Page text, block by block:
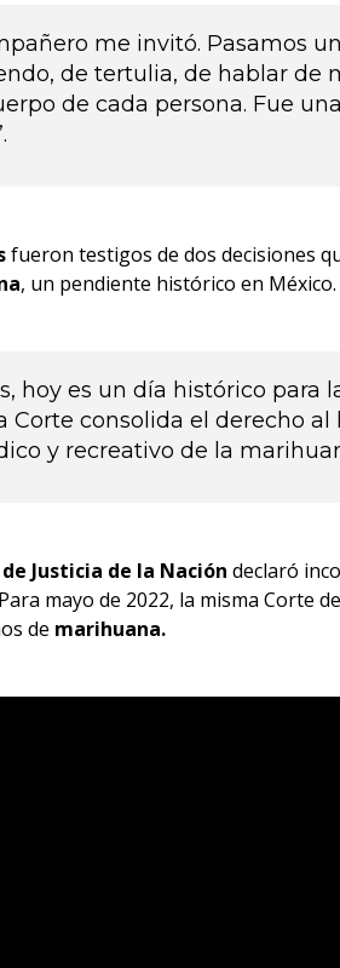
me invitó. Pasamos
de tertulia, de hablar de
de cada persona. Fue
fueron testigos de dos decisiones
, un pendiente histórico en México.
hoy es un día histórico para
Corte consolida el derecho
y recreativo de la
Justicia de la Nación declaró
mayo de 2022, la misma Corte
de marihuana.